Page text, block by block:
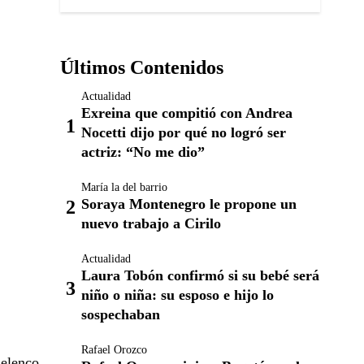
Últimos Contenidos
Actualidad
Exreina que compitió con Andrea
Nocetti dijo por qué no logró ser
actriz: “No me dio”
María la del barrio
Soraya Montenegro le propone un
nuevo trabajo a Cirilo
Actualidad
Laura Tobón confirmó si su bebé será
niño o niña: su esposo e hijo lo
sospechaban
Rafael Orozco